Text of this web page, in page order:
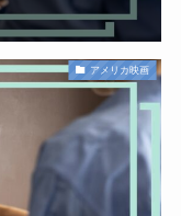
アメリカ映画